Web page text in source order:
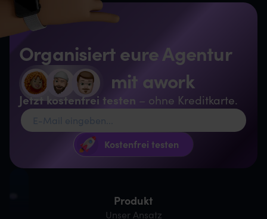
Organisiert eure Agentur
mit awork
Jetzt kostenfrei testen – ohne Kreditkarte.
Produkt
Unser Ansatz